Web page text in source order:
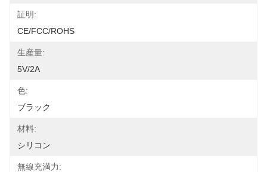
証明:
CE/FCC/ROHS
生産量:
5V/2A
色:
ブラック
材料:
シリコン
無線充満力: